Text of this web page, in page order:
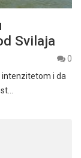
Svilaja
0
intenzitetom i da